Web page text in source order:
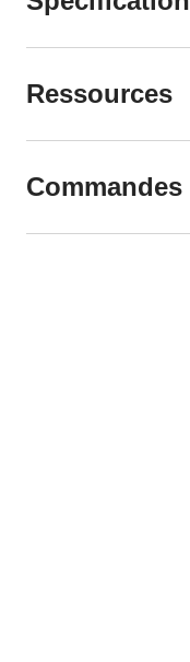
Ressources